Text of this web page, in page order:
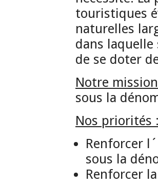
touristiques
naturelles
dans
de se doter
Notre
sous la
Nos priorités
Renforcer
sous la
Renforcer